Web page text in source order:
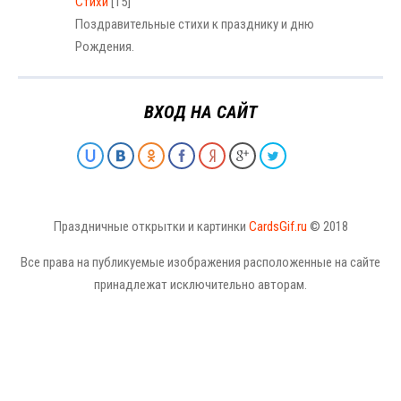
Поздравительные стихи к празднику и дню
Рождения.
ВХОД НА САЙТ
Праздничные открытки и картинки CardsGif.ru © 2018
Все права на публикуемые изображения расположенные на сайте
принадлежат исключительно авторам.